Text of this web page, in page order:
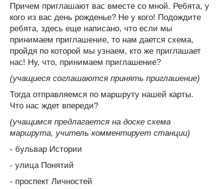
Причем приглашают вас вместе со мной. Ребята, у
кого из вас день рожденье? Не у кого! Подождите
ребята, здесь еще написано, что если мы
принимаем приглашение, то нам дается схема,
пройдя по которой мы узнаем, кто же приглашает
нас! Ну, что, принимаем приглашение?
(учащиеся соглашаются принять приглашение)
Тогда отправляемся по маршруту нашей карты.
Что нас ждет впереди?
(учащимся предлагается на доске схема
маршрута, учитель комментирует станции)
- бульвар Истории
- улица Понятий
- проспект Личностей